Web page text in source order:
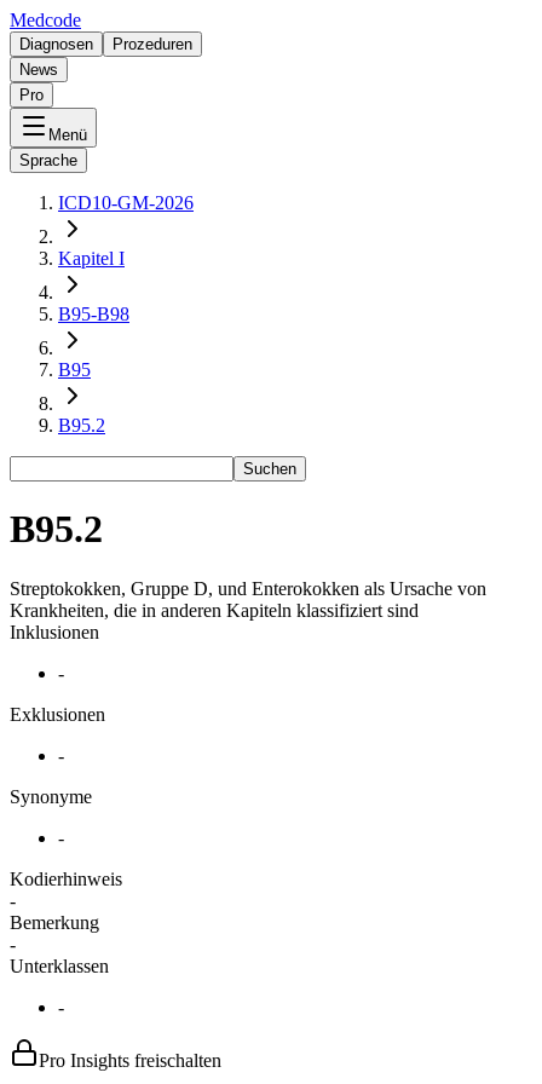
Medcode
Diagnosen
Prozeduren
News
Pro
Menü
Sprache
ICD10-GM-2026
Kapitel I
B95-B98
B95
B95.2
Suchen
B95.2
Streptokokken, Gruppe D, und Enterokokken als Ursache von
Krankheiten, die in anderen Kapiteln klassifiziert sind
Inklusionen
-
Exklusionen
-
Synonyme
-
Kodierhinweis
-
Bemerkung
-
Unterklassen
-
Pro Insights freischalten